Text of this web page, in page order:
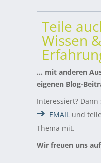
Teile
Wissen
… mit anderen
eigenen Blog-
Interessiert?
EMAIL und
Thema mit.
Wir freuen uns